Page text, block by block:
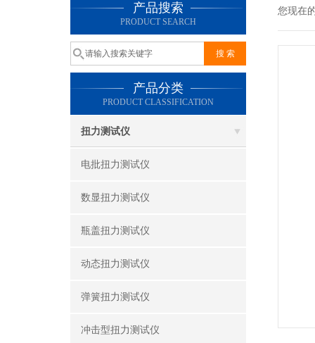
产品搜索
PRODUCT SEARCH
产品分类
PRODUCT CLASSIFICATION
扭力测试仪
电批扭力测试仪
数显扭力测试仪
瓶盖扭力测试仪
动态扭力测试仪
弹簧扭力测试仪
冲击型扭力测试仪
您现在